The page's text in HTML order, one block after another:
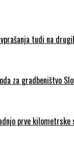
tudi na
za gradbeništvo
prve kilometrske